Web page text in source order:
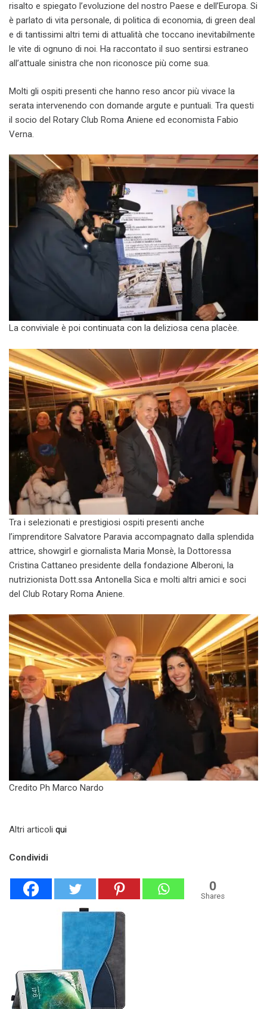
risalto e spiegato l’evoluzione del nostro Paese e dell’Europa. Si
è parlato di vita personale, di politica di economia, di green deal
e di tantissimi altri temi di attualità che toccano inevitabilmente
le vite di ognuno di noi. Ha raccontato il suo sentirsi estraneo
all’attuale sinistra che non riconosce più come sua.
Molti gli ospiti presenti che hanno reso ancor più vivace la
serata intervenendo con domande argute e puntuali. Tra questi
il socio del Rotary Club Roma Aniene ed economista Fabio
Verna.
La conviviale è poi continuata con la deliziosa cena placèe.
Tra i selezionati e prestigiosi ospiti presenti anche
l’imprenditore Salvatore Paravia accompagnato dalla splendida
attrice, showgirl e giornalista Maria Monsè, la Dottoressa
Cristina Cattaneo presidente della fondazione Alberoni, la
nutrizionista Dott.ssa Antonella Sica e molti altri amici e soci
del Club Rotary Roma Aniene.
Credito Ph Marco Nardo
Altri articoli qui
Condividi
0
Shares